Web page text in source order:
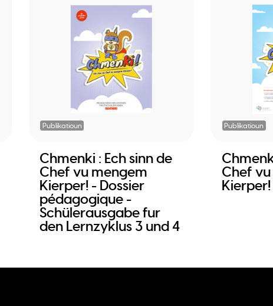
Publikatioun
Chmenki : Ech sinn de
Chef vu mengem
Kierper! - Dossier
pédagogique -
Schülerausgabe fur
den Lernzyklus 3 und 4
Publikatioun
Chef